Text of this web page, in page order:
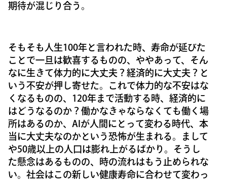
期待が混じり合う。
そもそも人生100年と言われた時、寿命が延びた
ことで一旦は歓喜するものの、ややあって、そん
なに生きて体力的に大丈夫？経済的に大丈夫？と
いう不安が押し寄せた。これで体力的な不安はな
くなるものの、120年まで活動する時、経済的に
はどうなるのか？働かなきゃならなくても働く場
所はあるのか、AIが人間にとって変わる時代、本
当に大丈夫なのかという恐怖が生まれる。まして
や50歳以上の人口は膨れ上がるばかり。そうし
た懸念はあるものの、時の流れはもう止められな
い。社会はこの新しい健康寿命に合わせて変わっ